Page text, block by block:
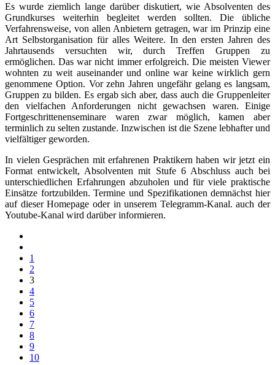
Es wurde ziemlich lange darüber diskutiert, wie Absolventen des
Grundkurses weiterhin begleitet werden sollten. Die übliche
Verfahrensweise, von allen Anbietern getragen, war im Prinzip eine
Art Selbstorganisation für alles Weitere. In den ersten Jahren des
Jahrtausends versuchten wir, durch Treffen Gruppen zu
ermöglichen. Das war nicht immer erfolgreich. Die meisten Viewer
wohnten zu weit auseinander und online war keine wirklich gern
genommene Option. Vor zehn Jahren ungefähr gelang es langsam,
Gruppen zu bilden. Es ergab sich aber, dass auch die Gruppenleiter
den vielfachen Anforderungen nicht gewachsen waren. Einige
Fortgeschrittenenseminare waren zwar möglich, kamen aber
terminlich zu selten zustande. Inzwischen ist die Szene lebhafter und
vielfältiger geworden.
In vielen Gesprächen mit erfahrenen Praktikern haben wir jetzt ein
Format entwickelt, Absolventen mit Stufe 6 Abschluss auch bei
unterschiedlichen Erfahrungen abzuholen und für viele praktische
Einsätze fortzubilden. Termine und Spezifikationen demnächst hier
auf dieser Homepage oder in unserem Telegramm-Kanal. auch der
Youtube-Kanal wird darüber informieren.
1
2
3
4
5
6
7
8
9
10